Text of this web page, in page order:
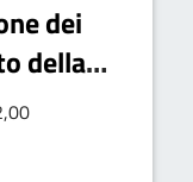
dei
della